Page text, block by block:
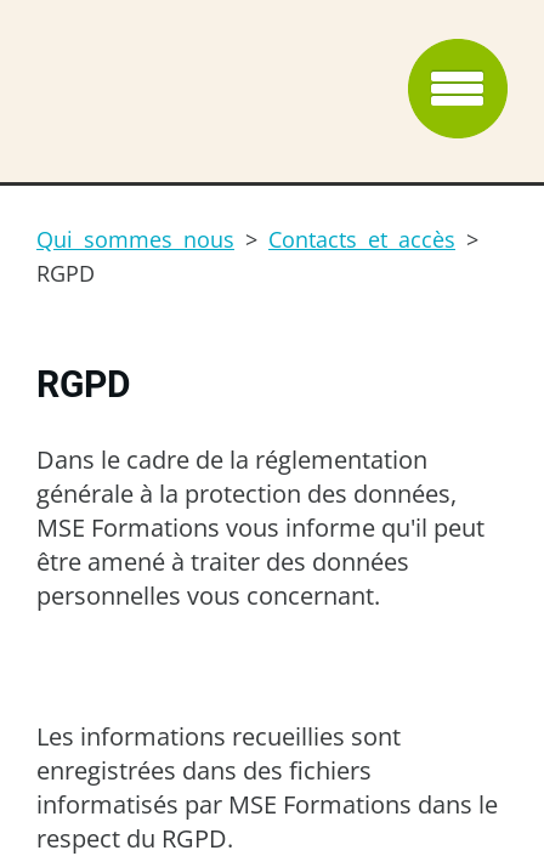
Qui sommes nous > Contacts et accès >
RGPD
RGPD
Dans le cadre de la réglementation
générale à la protection des données,
MSE Formations vous informe qu'il peut
être amené à traiter des données
personnelles vous concernant.
Les informations recueillies sont
enregistrées dans des fichiers
informatisés par MSE Formations dans le
respect du RGPD.